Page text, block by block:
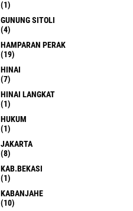
(1)
GUNUNG SITOLI
(4)
HAMPARAN PERAK
(19)
HINAI
(7)
HINAI LANGKAT
(1)
HUKUM
(1)
JAKARTA
(8)
KAB.BEKASI
(1)
KABANJAHE
(10)